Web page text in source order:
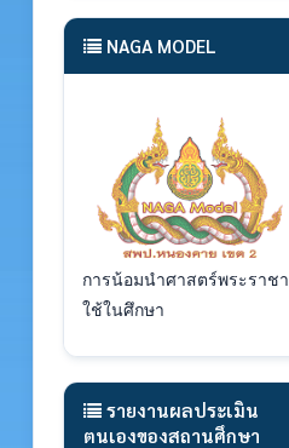
NAGA MODEL
การน้อมนำศาสตร์พระราชา
ใช้ในศึกษา
รายงานผลประเมิน
ตนเองของสถานศึกษา